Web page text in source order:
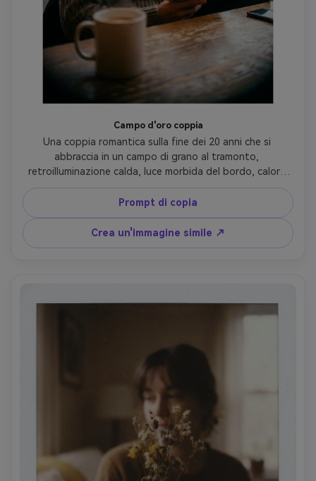
Campo d'oro coppia
Una coppia romantica sulla fine dei 20 anni che si
abbraccia in un campo di grano al tramonto,
retroilluminazione calda, luce morbida del bordo, calore
pastello in stile Kodak Portra, grana fine, vignetta
delicata, classificazione dei colori come una pellicola,
scattata su Canon EOS 1V, 85mm f/1.8, cornice a mezzo
corpo, profondità di campo bassa, emozione tenera e
sincera, fotorealistica e cinematografica-AR 4:5
Prompt di copia
Crea un'immagine simile ↗